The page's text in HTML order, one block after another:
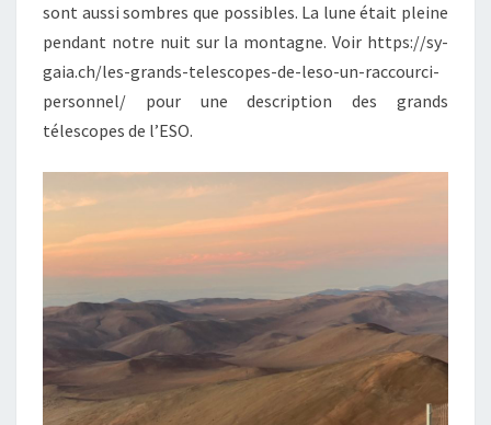
sont aussi sombres que possibles. La lune était pleine
pendant notre nuit sur la montagne. Voir https://sy-
gaia.ch/les-grands-telescopes-de-leso-un-raccourci-
personnel/ pour une description des grands
télescopes de l’ESO.